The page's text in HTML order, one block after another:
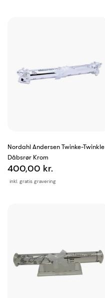
Nordahl Andersen Twinke-Twinkle
Dåbsrør Krom
inkl. gratis gravering
400,00 kr.